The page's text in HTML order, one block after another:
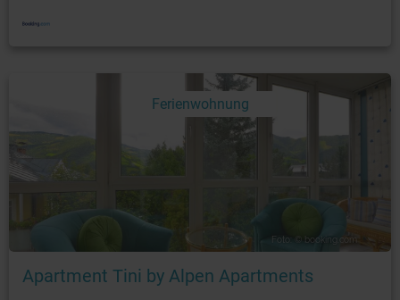
Ferienwohnung
Foto: © booking.com
Apartment Tini by Alpen Apartments